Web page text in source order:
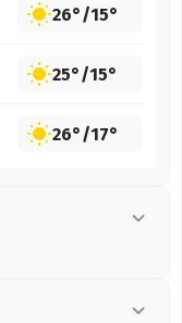
26°/15°
25°/15°
26°/17°